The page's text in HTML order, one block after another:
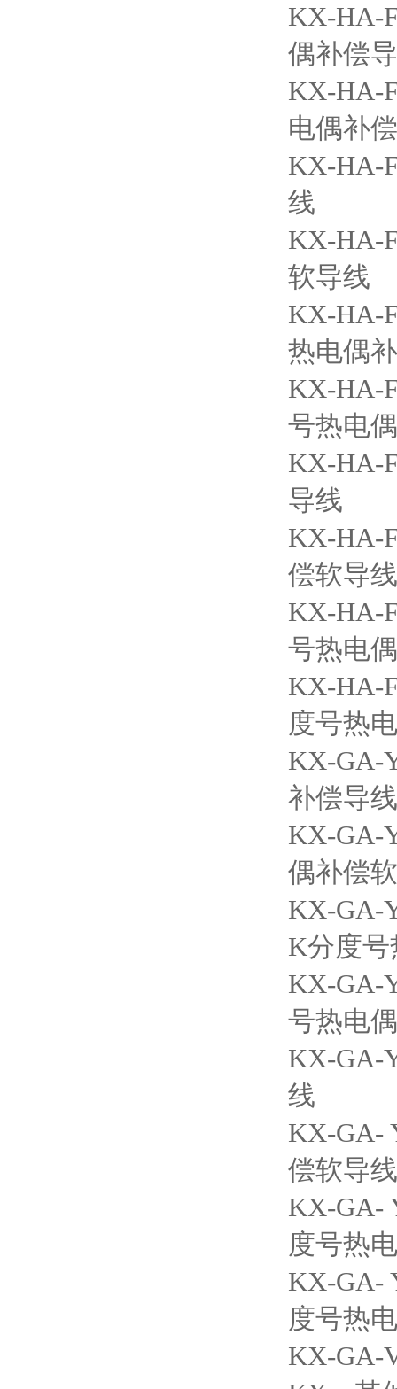
KX-HA-
偶补偿
KX-HA-
电偶补
KX-HA-
线
KX-HA-
软导线
KX-HA-
热电偶
KX-HA-
号热电
KX-HA-
导线
KX-HA-
偿软导线
KX-HA-
号热电
KX-HA-
度号热
KX-GA-
补偿导线
KX-GA-
偶补偿
KX-GA-
K分度
KX-GA-
号热电
KX-GA-
线
KX-GA-
偿软导线
KX-GA-
度号热
KX-GA-
度号热
KX-GA-